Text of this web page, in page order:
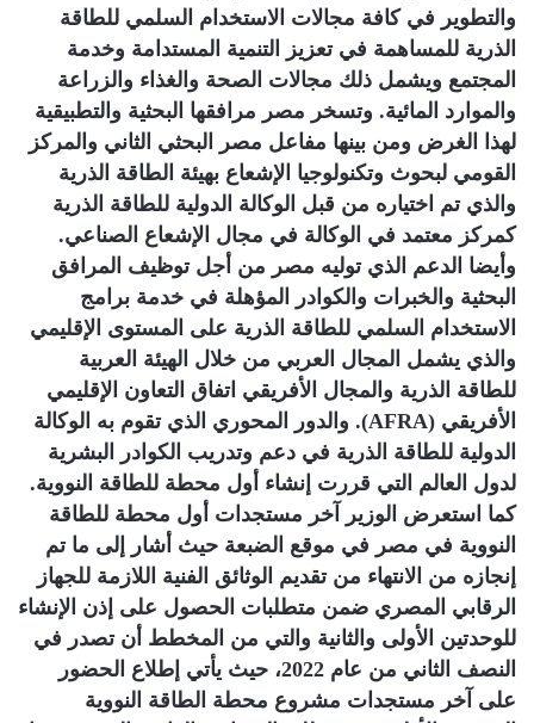
والتطوير في كافة مجالات الاستخدام السلمي للطاقة
الذرية للمساهمة في تعزيز التنمية المستدامة وخدمة
المجتمع ويشمل ذلك مجالات الصحة والغذاء والزراعة
والموارد المائية. وتسخر مصر مرافقها البحثية والتطبيقية
لهذا الغرض ومن بينها مفاعل مصر البحثي الثاني والمركز
القومي لبحوث وتكنولوجيا الإشعاع بهيئة الطاقة الذرية
والذي تم اختياره من قبل الوكالة الدولية للطاقة الذرية
كمركز معتمد في الوكالة في مجال الإشعاع الصناعي.
وأيضا الدعم الذي توليه مصر من أجل توظيف المرافق
البحثية والخبرات والكوادر المؤهلة في خدمة برامج
الاستخدام السلمي للطاقة الذرية على المستوى الإقليمي
والذي يشمل المجال العربي من خلال الهيئة العربية
للطاقة الذرية والمجال الأفريقي اتفاق التعاون الإقليمي
الأفريقي (AFRA). والدور المحوري الذي تقوم به الوكالة
الدولية للطاقة الذرية في دعم وتدريب الكوادر البشرية
لدول العالم التي قررت إنشاء أول محطة للطاقة النووية.
كما استعرض الوزير آخر مستجدات أول محطة للطاقة
النووية في مصر في موقع الضبعة حيث أشار إلى ما تم
إنجازه من الانتهاء من تقديم الوثائق الفنية اللازمة للجهاز
الرقابي المصري ضمن متطلبات الحصول على إذن الإنشاء
للوحدتين الأولى والثانية والتي من المخطط أن تصدر في
النصف الثاني من عام 2022، حيث يأتي إطلاع الحضور
على آخر مستجدات مشروع محطة الطاقة النووية